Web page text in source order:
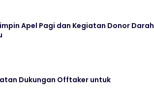
Apel Pagi dan Kegiatan Donor Darah
Dukungan Offtaker untuk